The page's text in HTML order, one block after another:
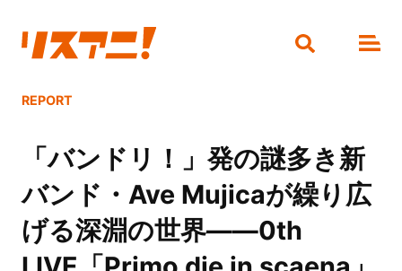
REPORT
「バンドリ！」発の謎多き新
バンド・Ave Mujicaが繰り広
げる深淵の世界――0th